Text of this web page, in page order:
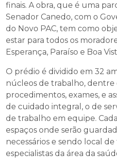
finais. A obra, que é uma
Senador Canedo, com o
do Novo PAC, tem como
estar para todos os
Esperança, Paraíso e Boa
O prédio é dividido em 32
núcleos de trabalho, dentre
procedimentos, exames, e
de cuidado integral, o de
de trabalho em equipe.
espaços onde serão
necessários e sendo local
especialistas da área da